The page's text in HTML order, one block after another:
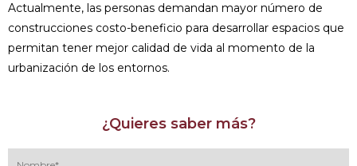
Actualmente, las personas demandan mayor número de
construcciones costo-beneficio para desarrollar espacios que
permitan tener mejor calidad de vida al momento de la
urbanización de los entornos.
¿Quieres saber más?